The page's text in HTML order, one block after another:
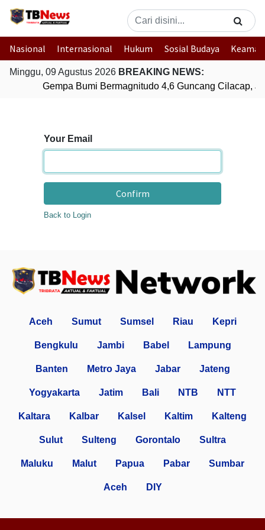
Nasional Internasional Hukum Sosial Budaya
Minggu, 09 Agustus 2026 BREAKING NEWS:
Gempa Bumi Bermagnitudo 4,6 Guncang Cilacap,
Your Email
Confirm
Back to Login
Aceh Sumut Sumsel Riau Kepri
Bengkulu Jambi Babel Lampung
Banten Metro Jaya Jabar Jateng
Yogyakarta Jatim Bali NTB NTT
Kaltara Kalbar Kalsel Kaltim Kalteng
Sulut Sulteng Gorontalo Sultra
Maluku Malut Papua Pabar Sumbar
Aceh DIY